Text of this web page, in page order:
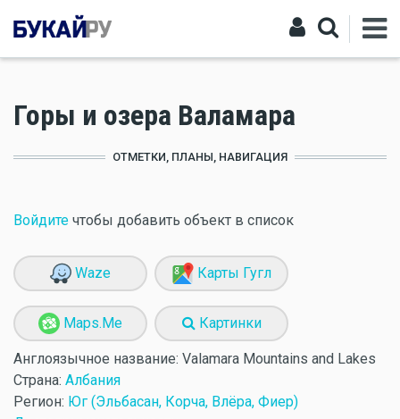
Горы и озера Валамара
ОТМЕТКИ, ПЛАНЫ, НАВИГАЦИЯ
Войдите чтобы добавить объект в список
Waze Карты Гугл
Maps.Me Картинки
Англоязычное название: Valamara Mountains and Lakes
Страна: Албания
Регион: Юг (Эльбасан, Корча, Влёра, Фиер)